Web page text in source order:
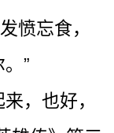
愤忘食，
”
来，也好，